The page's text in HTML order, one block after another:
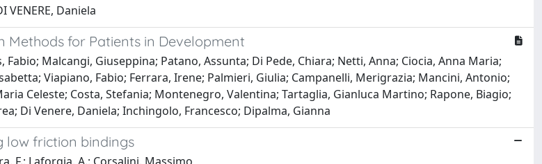
Daniela
Methods for Patients in Development
Malcangi, Giuseppina; Patano, Assunta; Di Pede, Chiara; Netti, Anna; Ciocia, Anna Maria;
Viapiano, Fabio; Ferrara, Irene; Palmieri, Giulia; Campanelli, Merigrazia; Mancini, Antonio;
Celeste; Costa, Stefania; Montenegro, Valentina; Tartaglia, Gianluca Martino; Rapone, Biagio;
Di Venere, Daniela; Inchingolo, Francesco; Dipalma, Gianna
low friction bindings